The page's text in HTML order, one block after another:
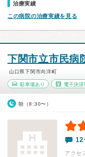
治療実績
この病院の治療実績を見る
下関市立市民病
山口県下関市向洋町
駐車場あり 電子決済
朝（8:30〜）
12
アクセ